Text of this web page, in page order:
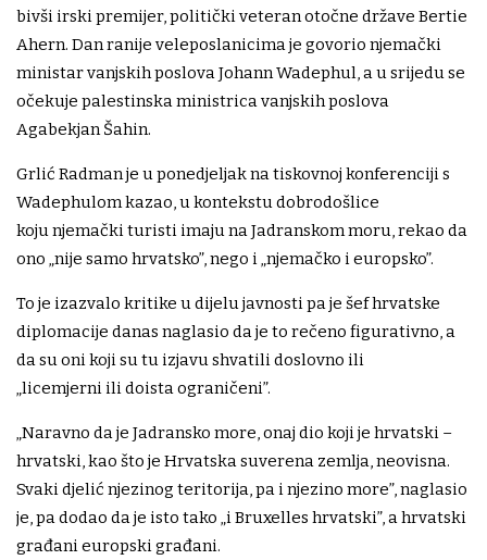
bivši irski premijer, politički veteran otočne države Bertie
Ahern. Dan ranije veleposlanicima je govorio njemački
ministar vanjskih poslova Johann Wadephul, a u srijedu se
očekuje palestinska ministrica vanjskih poslova
Agabekjan Šahin.
Grlić Radman je u ponedjeljak na tiskovnoj konferenciji s
Wadephulom kazao, u kontekstu dobrodošlice
koju njemački turisti imaju na Jadranskom moru, rekao da
ono „nije samo hrvatsko”, nego i „njemačko i europsko”.
To je izazvalo kritike u dijelu javnosti pa je šef hrvatske
diplomacije danas naglasio da je to rečeno figurativno, a
da su oni koji su tu izjavu shvatili doslovno ili
„licemjerni ili doista ograničeni”.
„Naravno da je Jadransko more, onaj dio koji je hrvatski –
hrvatski, kao što je Hrvatska suverena zemlja, neovisna.
Svaki djelić njezinog teritorija, pa i njezino more”, naglasio
je, pa dodao da je isto tako „i Bruxelles hrvatski”, a hrvatski
građani europski građani.